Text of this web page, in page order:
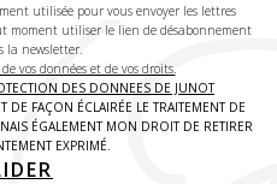
utilisée pour vous envoyer les lettres
moment utiliser le lien de désabonnement
la newsletter.
vos données et de vos droits.
DES DONNEES DE JUNOT
DE FAÇON ÉCLAIRÉE LE TRAITEMENT DE
ÉGALEMENT MON DROIT DE RETIRER
EXPRIMÉ.